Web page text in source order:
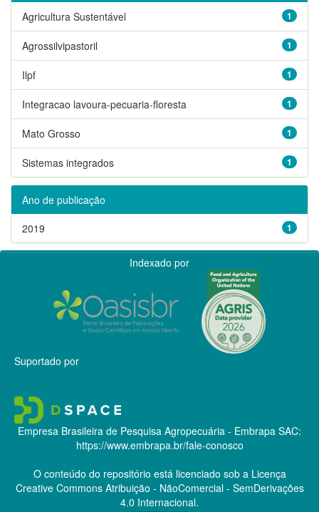
1
Agricultura Sustentável
1
Agrossilvipastoril
1
Ilpf
1
Integracao lavoura-pecuaria-floresta
1
Mato Grosso
1
Sistemas integrados
Ano de publicação
1
2019
Indexado por
Suportado por
Empresa Brasileira de Pesquisa Agropecuária - Embrapa SAC:
https://www.embrapa.br/fale-conosco
O conteúdo do repositório está licenciado sob a Licença
Creative CommonsAtribuição - NãoComercial - SemDerivações
4.0 Internacional.